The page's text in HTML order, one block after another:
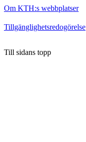
Om KTH:s webbplatser
Tillgänglighetsredogörelse
Till sidans topp